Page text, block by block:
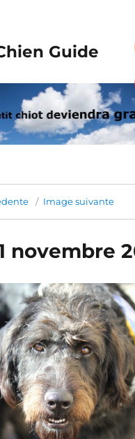
Guide
Image suivante
novembre